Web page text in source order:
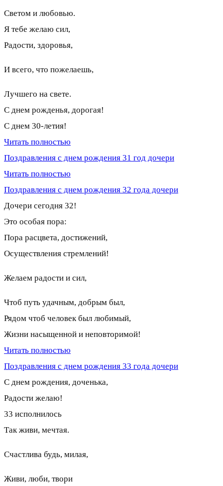
Светом и любовью.
Я тебе желаю сил,
Радости, здоровья,
И всего, что пожелаешь,
Лучшего на свете.
С днем рожденья, дорогая!
С днем 30-летия!
Читать полностью
Поздравления с днем рождения 31 год дочери
Читать полностью
Поздравления с днем рождения 32 года дочери
Дочери сегодня 32!
Это особая пора:
Пора расцвета, достижений,
Осуществления стремлений!
Желаем радости и сил,
Чтоб путь удачным, добрым был,
Рядом чтоб человек был любимый,
Жизни насыщенной и неповторимой!
Читать полностью
Поздравления с днем рождения 33 года дочери
С днем рождения, доченька,
Радости желаю!
33 исполнилось
Так живи, мечтая.
Счастлива будь, милая,
Живи, люби, твори